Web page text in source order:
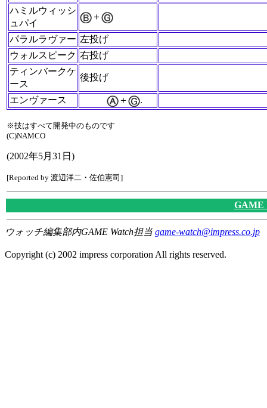
ハミルウィッシ
ュパイ
＋
パラルラヴァー 左投げ
ウォルスピーク 右投げ
ティンバークケ
ース
後投げ
エンヴァース ＋ .
※技はすべて開発中のものです
(C)NAMCO
(2002年5月31日)
[Reported by 渡辺洋二・佐伯憲司]
GAME
ウォッチ編集部内GAME Watch担当 game-watch@impress.co.jp
Copyright (c) 2002 impress corporation All rights reserved.